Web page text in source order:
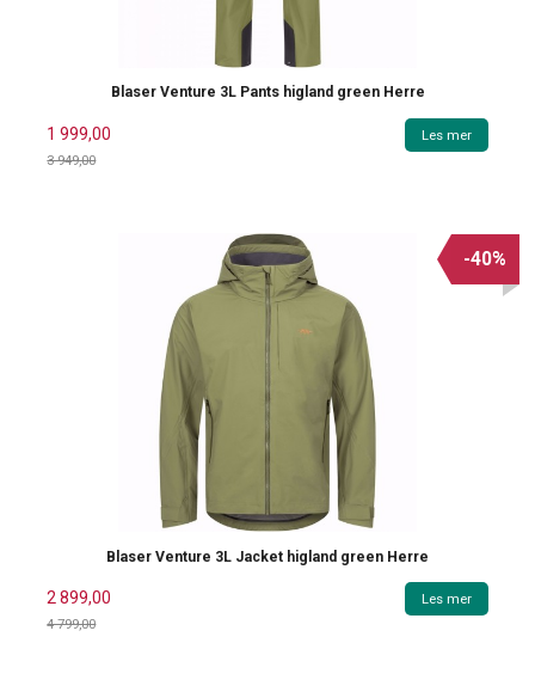
Blaser Venture 3L Pants higland green Herre
1 999,00
3 949,00
Les mer
Blaser Venture 3L Jacket higland green Herre
2 899,00
4 799,00
-40%
Les mer